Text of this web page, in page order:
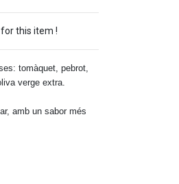
this item !
tomàquet, pebrot,
verge extra.
amb un sabor més